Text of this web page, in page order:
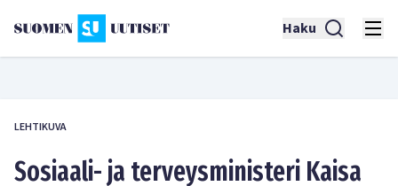
Haku
LEHTIKUVA
Sosiaali- ja terveysministeri Kaisa